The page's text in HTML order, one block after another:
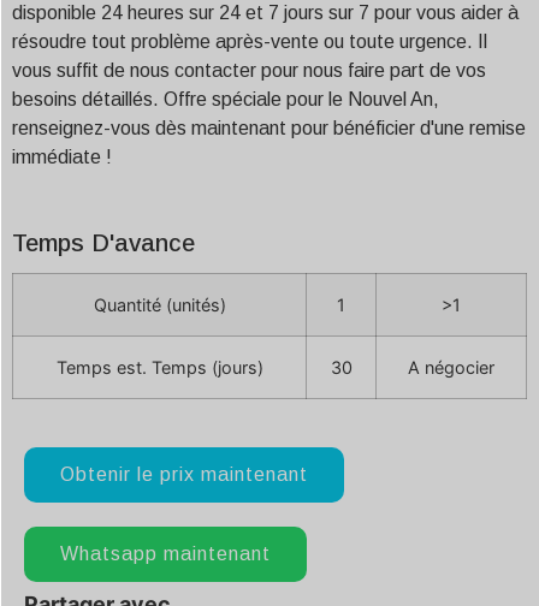
disponible 24 heures sur 24 et 7 jours sur 7 pour vous aider à
résoudre tout problème après-vente ou toute urgence. Il
vous suffit de nous contacter pour nous faire part de vos
besoins détaillés. Offre spéciale pour le Nouvel An,
renseignez-vous dès maintenant pour bénéficier d'une remise
immédiate !
Temps D'avance
Quantité (unités) 1 >1
Temps est. Temps (jours) 30 A négocier
Obtenir le prix maintenant
Whatsapp maintenant